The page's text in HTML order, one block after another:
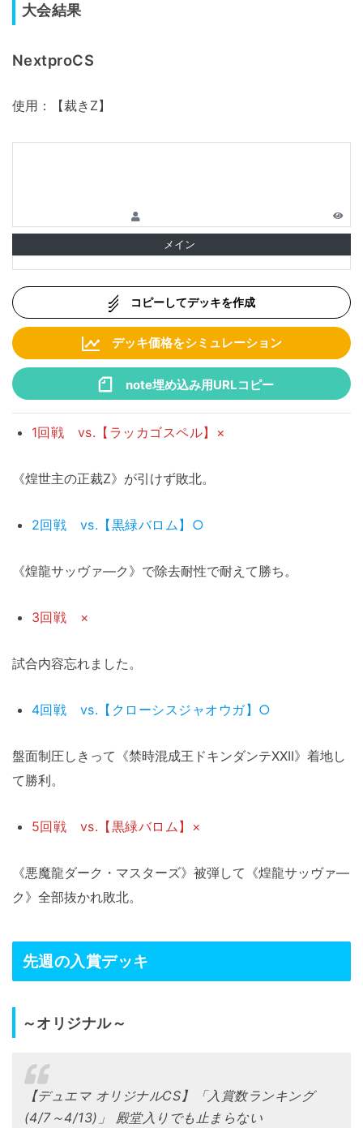
大会結果
NextproCS
使用：【裁きZ】
メイン
コピーしてデッキを作成
デッキ価格をシミュレーション
note埋め込み用URLコピー
1回戦 vs.【ラッカゴスペル】×
《煌世主の正裁Z》が引けず敗北。
2回戦 vs.【黒緑バロム】○
《煌龍サッヴァ―ク》で除去耐性で耐えて勝ち。
3回戦 ×
試合内容忘れました。
4回戦 vs.【クローシスジャオウガ】○
盤面制圧しきって《禁時混成王ドキンダンテXXII》着地し
て勝利。
5回戦 vs.【黒緑バロム】×
《悪魔龍ダーク・マスターズ》被弾して《煌龍サッヴァ―
ク》全部抜かれ敗北。
先週の入賞デッキ
～オリジナル～
【デュエマ オリジナルCS】「入賞数ランキング
(4/7～4/13)」 殿堂入りでも止まらない